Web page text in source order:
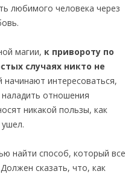
любимого человека через
магии, к привороту по
случаях никто не
интересоваться,
отношения
никакой пользы, как
найти способ, который все
сказать, что, как